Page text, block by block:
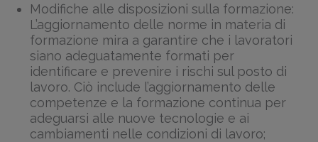
Modifiche alle disposizioni sulla formazione:
L’aggiornamento delle norme in materia di
formazione mira a garantire che i lavoratori
siano adeguatamente formati per
identificare e prevenire i rischi sul posto di
lavoro. Ciò include l’aggiornamento delle
competenze e la formazione continua per
adeguarsi alle nuove tecnologie e ai
cambiamenti nelle condizioni di lavoro;